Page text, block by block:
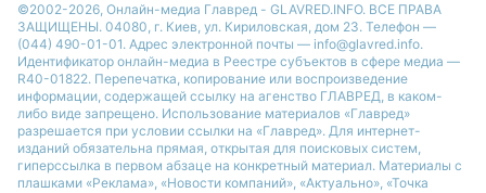
©2002-2026, Онлайн-медиа Главред - GLAVRED.INFO. ВСЕ ПРАВА
ЗАЩИЩЕНЫ. 04080, г. Киев, ул. Кириловская, дом 23. Телефон —
(044) 490-01-01. Адрес электронной почты — info@glavred.info.
Идентификатор онлайн-медиа в Реестре cубъектов в сфере медиа —
R40-01822. Перепечатка, копирование или воспроизведение
информации, содержащей ссылку на агенство ГЛАВРЕД, в каком-
либо виде запрещено. Использование материалов «Главред»
разрешается при условии ссылки на «Главред». Для интернет-
изданий обязательна прямая, открытая для поисковых систем,
гиперссылка в первом абзаце на конкретный материал. Материалы с
плашками «Реклама», «Новости компаний», «Актуально», «Точка